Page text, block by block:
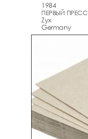
1984
ПЕРВЫЙ ПРЕСС
Zyx
Germany